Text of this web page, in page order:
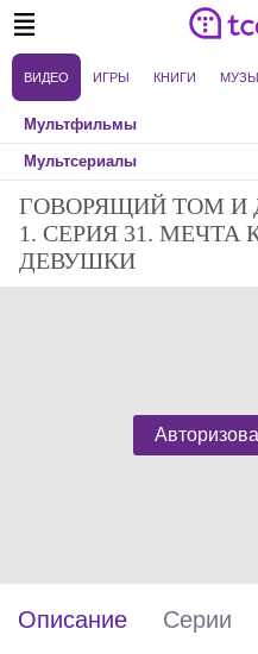
ВИДЕО ИГРЫ КНИГИ
Мультфильмы
Фильмы
Передачи
Мультсериалы
Калейдоскоп
ГОВОРЯЩИЙ ТОМ И
1. СЕРИЯ 31.
ДЕВУШКИ
Описание Серии